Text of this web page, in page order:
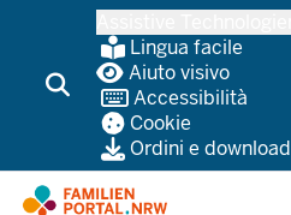
contenuto
principale
Lingua facile
Aiuto visivo
Accessibilità
Cookie
Ordini e download